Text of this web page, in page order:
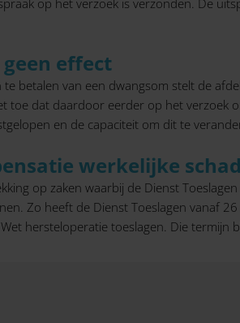
effect
betalen van een dwangsom stelt de
toe dat daardoor eerder op het verzoek
en de capaciteit om dit te
werkelijke
op zaken waarbij de Dienst
Zo heeft de Dienst Toeslagen vanaf
hersteloperatie toeslagen. Die termijn